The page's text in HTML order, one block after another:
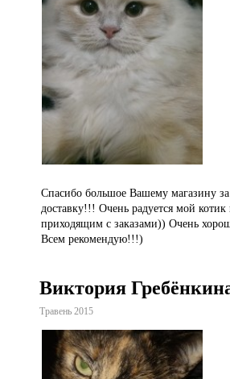
Спасибо большое Вашему магазину
доставку!!! Очень радуется мой котик
приходящим с заказами)) Очень
Всем рекомендую!!!)
Виктория
Травень 2015